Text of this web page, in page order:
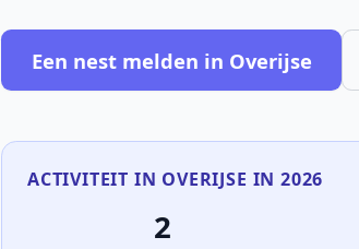
Een nest melden in Overijse
ACTIVITEIT IN OVERIJSE IN 2026
2